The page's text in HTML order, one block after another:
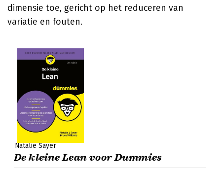
dimensie toe, gericht op het reduceren van
variatie en fouten.
Natalie Sayer
De kleine Lean voor Dummies